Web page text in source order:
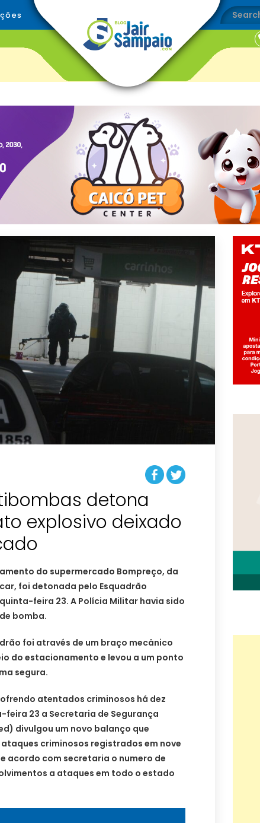
detona
explosivo deixado
do supermercado Bompreço, da
foi detonada pelo Esquadrão
feira 23. A Polícia Militar havia sido
bomba.
foi através de um braço mecânico
do estacionamento e levou a um ponto
segura.
atentados criminosos há dez
feira 23 a Secretaria de Segurança
divulgou um novo balanço que
criminosos registrados em nove
acordo com secretaria o numero de
a ataques em todo o estado